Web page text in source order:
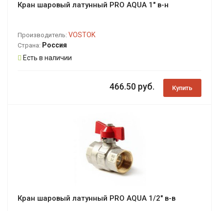
Кран шаровый латунный PRO AQUA 1" в-н
Производитель: VOSTOK
Страна: Россия
Есть в наличии
466.50 руб. Купить
Кран шаровый латунный PRO AQUA 1/2" в-в